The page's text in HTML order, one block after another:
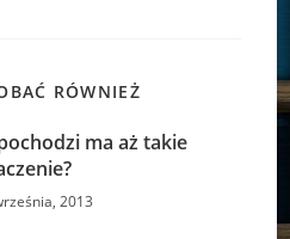
RÓWNIEŻ
ma aż takie
2013